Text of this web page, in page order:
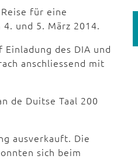
für eine
und 5. März 2014.
Einladung des DIA und
anschliessend mit
de Duitse Taal 200
ausverkauft. Die
sich beim